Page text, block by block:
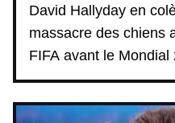
David Hallyday en
massacre des chiens
FIFA avant le Mondial